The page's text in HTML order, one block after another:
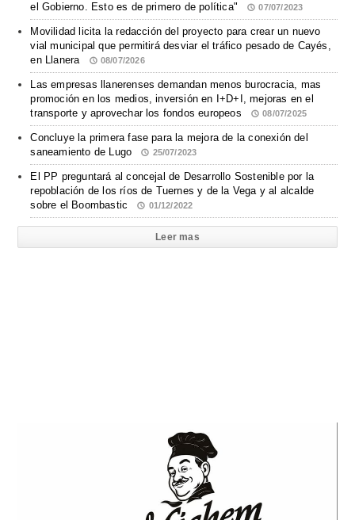
el Gobierno. Esto es de primero de política"
07/07/2023
Movilidad licita la redacción del proyecto para crear un nuevo
vial municipal que permitirá desviar el tráfico pesado de Cayés,
en Llanera
08/07/2026
Las empresas llanerenses demandan menos burocracia, mas
promoción en los medios, inversión en I+D+I, mejoras en el
transporte y aprovechar los fondos europeos
08/07/2025
Concluye la primera fase para la mejora de la conexión del
saneamiento de Lugo
25/07/2023
El PP preguntará al concejal de Desarrollo Sostenible por la
repoblación de los ríos de Tuernes y de la Vega y al alcalde
sobre el Boombastic
01/12/2022
Leer mas